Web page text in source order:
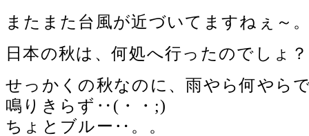
またまた台風が近づいてますねぇ～
日本の秋は、何処へ行ったのでしょ
せっかくの秋なのに、雨やら何やら
鳴りきらず‥(・・;)
ちょとブルー‥。。